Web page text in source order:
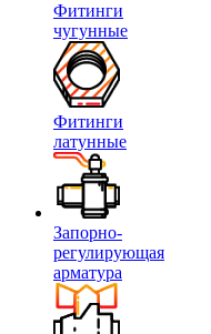
Фитинги
чугунные
Фитинги
латунные
Запорно-
регулирующая
арматура